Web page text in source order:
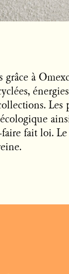
à
Les
fait loi.